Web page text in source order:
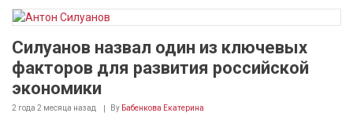
Силуанов назвал один из ключевых
факторов для развития российской
экономики
2 года 2 месяца назад By Бабенкова Екатерина